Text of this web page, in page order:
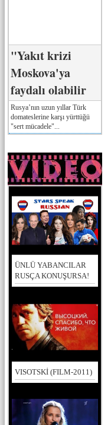
"Yakıt krizi
Moskova'ya
faydalı olabilir
Rusya’nın uzun yıllar Türk
domateslerine karşı yürttüğü
"sert mücadele"...
ÜNLÜ YABANCILAR
RUSÇA KONUŞURSA!
VISOTSKİ (FILM-2011)